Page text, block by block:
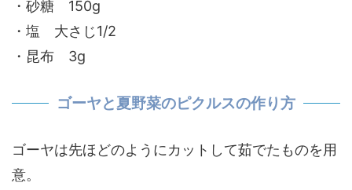
・砂糖 150g
・塩 大さじ1/2
・昆布 3g
ゴーヤと夏野菜のピクルスの作り方
ゴーヤは先ほどのようにカットして茹でたものを用
意。